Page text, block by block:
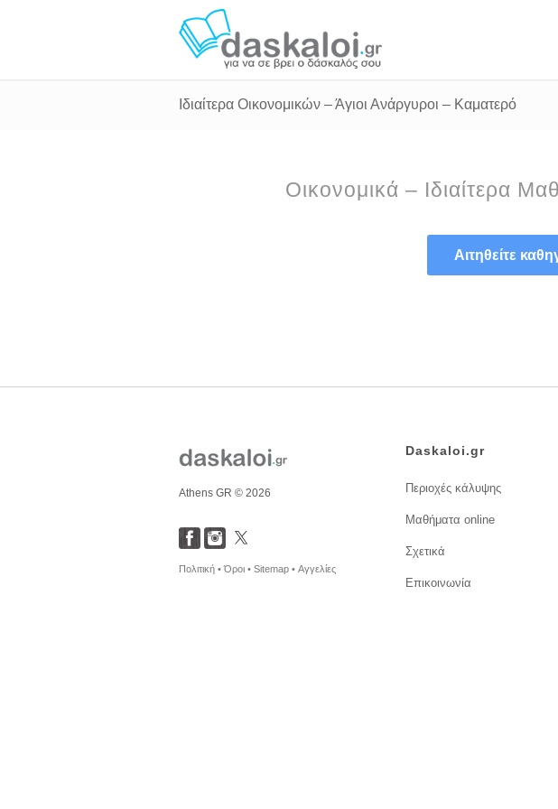
Ιδιαίτερα Οικονομικών – Άγιοι Ανάργυροι – Καματερό
Οικονομικά – Ιδιαίτερα
Αιτηθείτε
Athens GR © 2026
Πολιτική •Όροι • Sitemap • Αγγελίες
Daskaloi.gr
Περιοχές κάλυψης
Μαθήματα online
Σχετικά
Επικοινωνία